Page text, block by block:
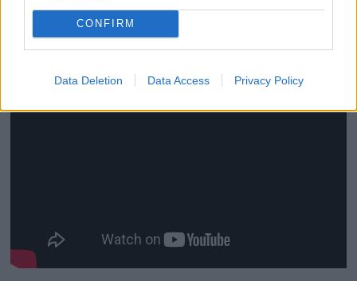
CONFIRM
Data Deletion Data Access Privacy Policy